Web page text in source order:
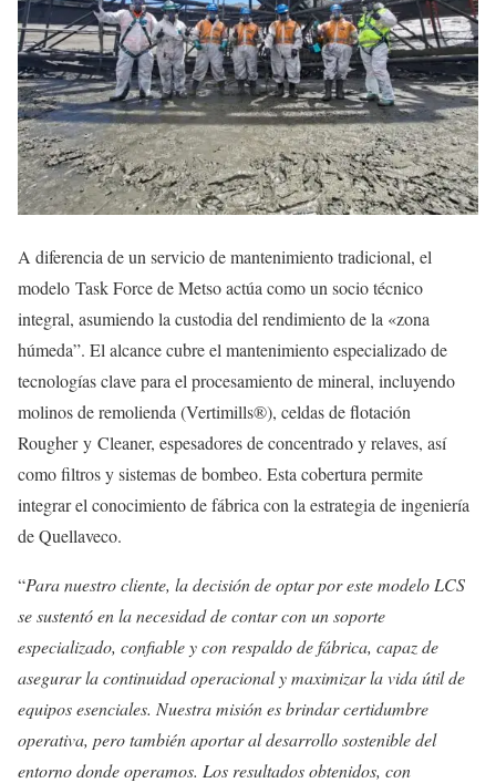
A diferencia de un servicio de mantenimiento tradicional, el
modelo Task Force de Metso actúa como un socio técnico
integral, asumiendo la custodia del rendimiento de la «zona
húmeda”. El alcance cubre el mantenimiento especializado de
tecnologías clave para el procesamiento de mineral, incluyendo
molinos de remolienda (Vertimills®), celdas de flotación
Rougher y Cleaner, espesadores de concentrado y relaves, así
como filtros y sistemas de bombeo. Esta cobertura permite
integrar el conocimiento de fábrica con la estrategia de ingeniería
de Quellaveco.
“Para nuestro cliente, la decisión de optar por este modelo LCS
se sustentó en la necesidad de contar con un soporte
especializado, confiable y con respaldo de fábrica, capaz de
asegurar la continuidad operacional y maximizar la vida útil de
equipos esenciales. Nuestra misión es brindar certidumbre
operativa, pero también aportar al desarrollo sostenible del
entorno donde operamos. Los resultados obtenidos, con